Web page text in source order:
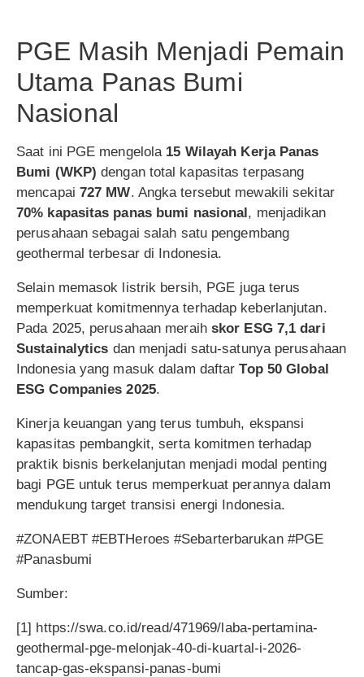
PGE Masih Menjadi Pemain
Utama Panas Bumi
Nasional
Saat ini PGE mengelola 15 Wilayah Kerja Panas
Bumi (WKP) dengan total kapasitas terpasang
mencapai 727 MW. Angka tersebut mewakili sekitar
70% kapasitas panas bumi nasional, menjadikan
perusahaan sebagai salah satu pengembang
geothermal terbesar di Indonesia.
Selain memasok listrik bersih, PGE juga terus
memperkuat komitmennya terhadap keberlanjutan.
Pada 2025, perusahaan meraih skor ESG 7,1 dari
Sustainalytics dan menjadi satu-satunya perusahaan
Indonesia yang masuk dalam daftarTop 50 Global
ESG Companies 2025.
Kinerja keuangan yang terus tumbuh, ekspansi
kapasitas pembangkit, serta komitmen terhadap
praktik bisnis berkelanjutan menjadi modal penting
bagi PGE untuk terus memperkuat perannya dalam
mendukung target transisi energi Indonesia.
#ZONAEBT #EBTHeroes #Sebarterbarukan #PGE
#Panasbumi
Sumber:
[1] https://swa.co.id/read/471969/laba-pertamina-
geothermal-pge-melonjak-40-di-kuartal-i-2026-
tancap-gas-ekspansi-panas-bumi